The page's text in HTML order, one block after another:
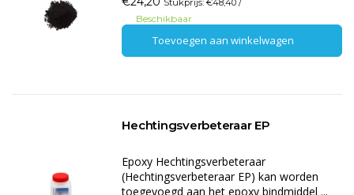
Stukprijs: €48,40 /
Beschikbaar
Toevoegen aan winkelwagen
Hechtingsverbeteraar EP
Epoxy Hechtingsverbeteraar
(Hechtingsverbeteraar EP) kan worden
toegevoegd aan het epoxy bindmiddel ...